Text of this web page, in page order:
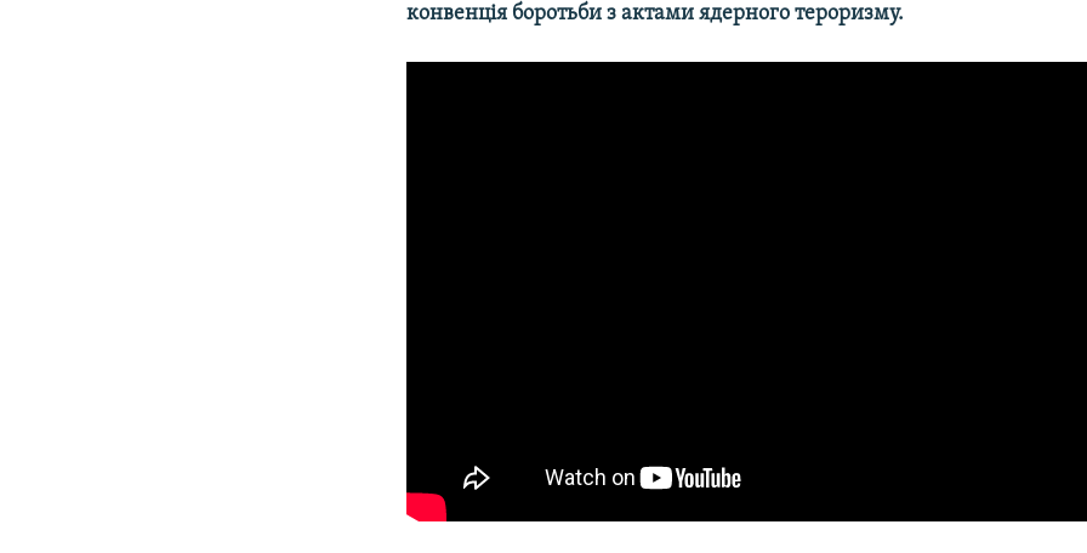
конвенція боротьби з актами ядерного тероризму.